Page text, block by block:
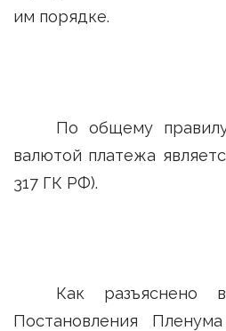
им порядке.
По общему
валютой платежа
317 ГК РФ).
Как разъяснено
Постановления